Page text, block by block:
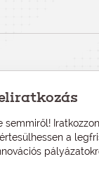
semmiről!
a